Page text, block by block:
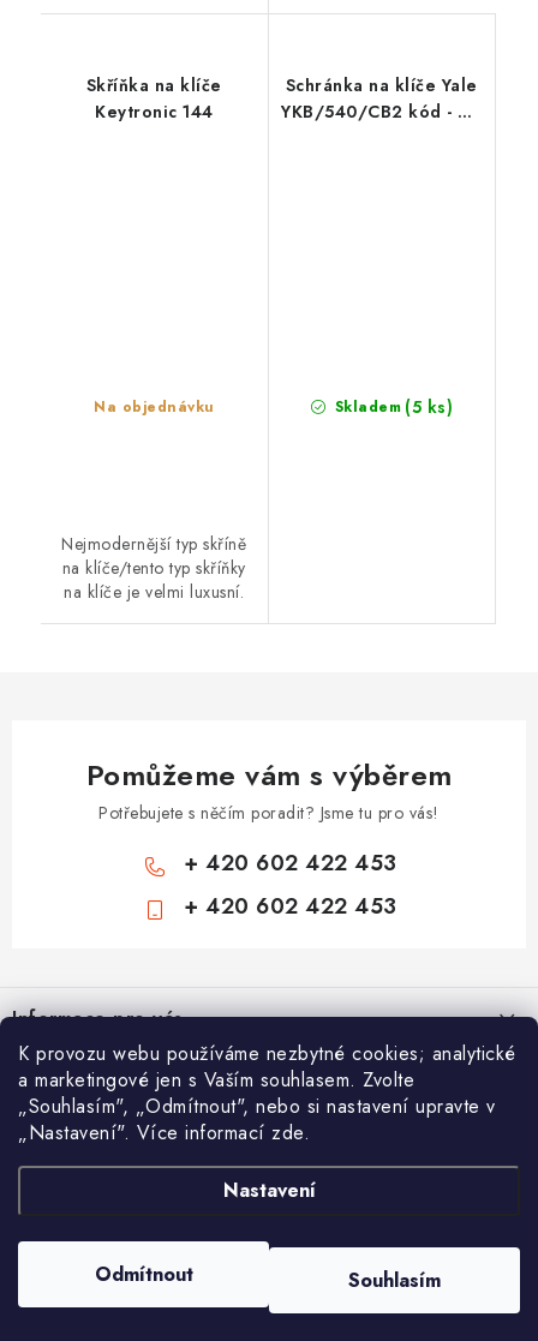
K provozu webu používáme nezbytné cookies; analytické
a marketingové jen s Vaším souhlasem. Zvolte
„Souhlasím", „Odmítnout", nebo si nastavení upravte v
„Nastavení". Více informací zde.
Nastavení
Odmítnout Souhlasím
Skříňka na klíče
Keytronic 144
Na objednávku
Nejmodernější typ skříně
na klíče/tento typ skříňky
na klíče je velmi luxusní.
Schránka na klíče Yale
YKB/540/CB2 kód - 46
Skladem (5 ks)
Pomůžeme vám s výběrem
Potřebujete s něčím poradit? Jsme tu pro vás!
+ 420 602 422 453
+ 420 602 422 453
á
pInformace pro vás
Zámečnické služby
Státní instituce
Bezpečnostní třídy - PYRAMIDA BEZPEČNOSTI
Zabezpečení domů
Zabezpečení firem (administrativních budov) a tovarních komplexů
Nákupní košík
0KS /0 KČ
Vyhledávání
HLEDAT
AAA Trezory VA & MA, s.r.o.
Vytvořil Shoptet
. Všechna práva vyhrazena.Upravit nastavení